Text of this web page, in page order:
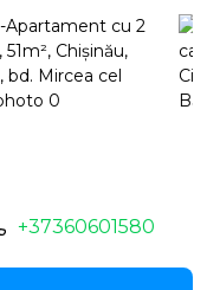
+37360601580